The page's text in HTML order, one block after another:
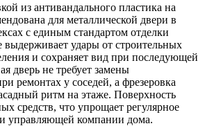
из антивандального пластика на
для металлической двери в
с единым стандартом отделки
удары от строительных
и сохраняет вид при последующей
дверь не требует замены
ремонтах у соседей, а фрезеровка
ритм на этаже. Поверхность
средств, что упрощает регулярное
управляющей компании дома.